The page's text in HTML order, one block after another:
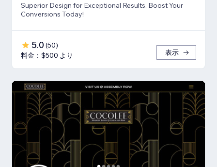
Superior Design for Exceptional Results. Boost Your
Conversions Today!
5.0 (50)
料金：$500 より
表示